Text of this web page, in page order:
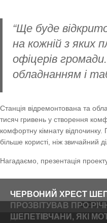
“Ще буде
на кожній з яких
офіцерів
обладнанням і
Станція відремонтована та
тисяч гривень у створення
комфортну кімнату
більше користі, ніж звичайний
Нагадаємо, презентація
ЧЕРВОНИЙ ХРЕСТ
ПРОЗВІТУВАВ ПРО
ДІЯЛЬНІСТЬ
ШЕПЕТІВЧАНИ, ЯКІ